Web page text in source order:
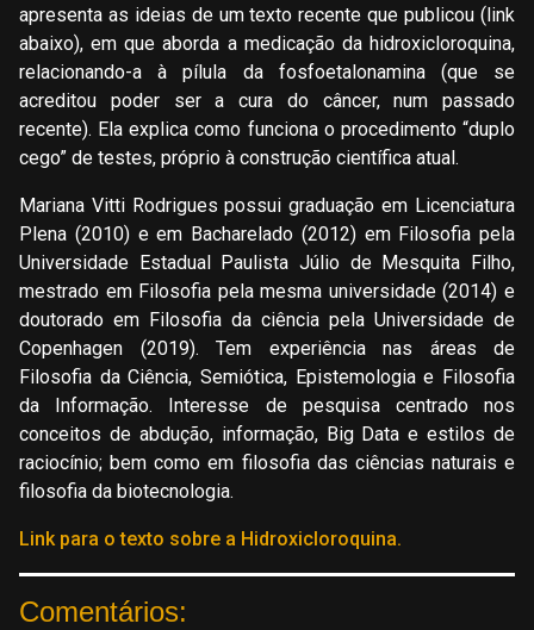
apresenta as ideias de um texto recente que publicou (link
abaixo), em que aborda a medicação da hidroxicloroquina,
relacionando-a à pílula da fosfoetalonamina (que se
acreditou poder ser a cura do câncer, num passado
recente). Ela explica como funciona o procedimento “duplo
cego” de testes, próprio à construção científica atual.
Mariana Vitti Rodrigues possui graduação em Licenciatura
Plena (2010) e em Bacharelado (2012) em Filosofia pela
Universidade Estadual Paulista Júlio de Mesquita Filho,
mestrado em Filosofia pela mesma universidade (2014) e
doutorado em Filosofia da ciência pela Universidade de
Copenhagen (2019). Tem experiência nas áreas de
Filosofia da Ciência, Semiótica, Epistemologia e Filosofia
da Informação. Interesse de pesquisa centrado nos
conceitos de abdução, informação, Big Data e estilos de
raciocínio; bem como em filosofia das ciências naturais e
filosofia da biotecnologia.
Link para o texto sobre a Hidroxicloroquina.
Comentários: